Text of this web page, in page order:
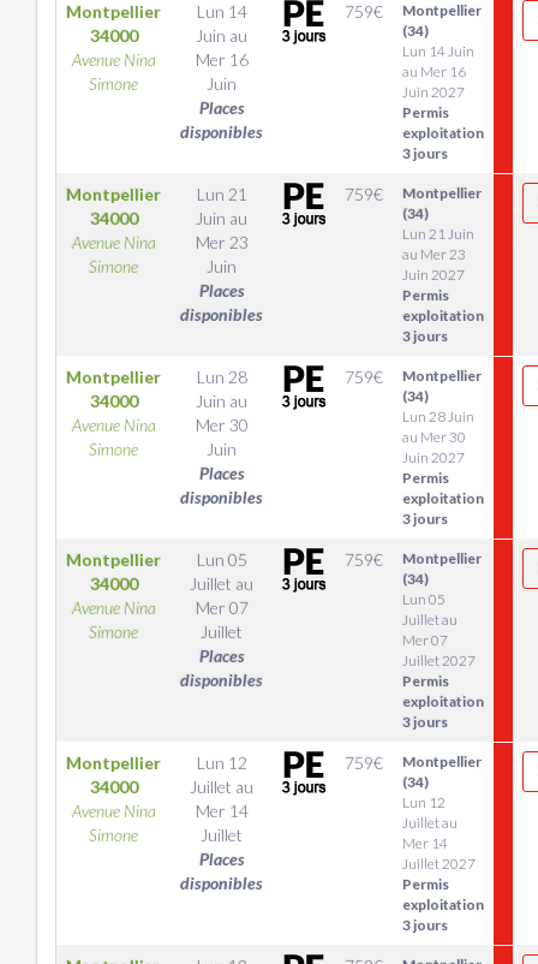
Montpellier
34000
Avenue Nina
Simone
Lun 14
Juin au
Mer 16
Juin
Places
disponibles
759€
Montpellier
(34)
Lun 14 Juin
au Mer 16
Juin 2027
Permis
exploitation
3 jours
Montpellier
34000
Avenue Nina
Simone
Lun 21
Juin au
Mer 23
Juin
Places
disponibles
759€
Montpellier
(34)
Lun 21 Juin
au Mer 23
Juin 2027
Permis
exploitation
3 jours
Montpellier
34000
Avenue Nina
Simone
Lun 28
Juin au
Mer 30
Juin
Places
disponibles
759€
Montpellier
(34)
Lun 28 Juin
au Mer 30
Juin 2027
Permis
exploitation
3 jours
Montpellier
34000
Avenue Nina
Simone
Lun 05
Juillet au
Mer 07
Juillet
Places
disponibles
759€
Montpellier
(34)
Lun 05
Juillet au
Mer 07
Juillet 2027
Permis
exploitation
3 jours
Montpellier
34000
Avenue Nina
Simone
Lun 12
Juillet au
Mer 14
Juillet
Places
disponibles
759€
Montpellier
(34)
Lun 12
Juillet au
Mer 14
Juillet 2027
Permis
exploitation
3 jours